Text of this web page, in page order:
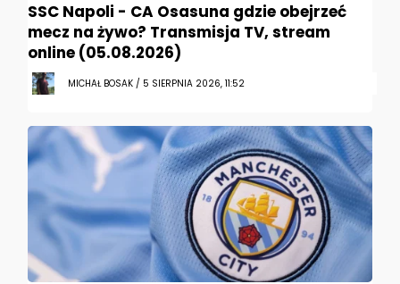
SSC Napoli - CA Osasuna gdzie obejrzeć
mecz na żywo? Transmisja TV, stream
online (05.08.2026)
MICHAŁ BOSAK / 5 SIERPNIA 2026, 11:52